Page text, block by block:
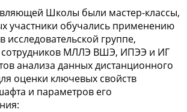
Школы были мастер-классы,
участники обучались применению
исследовательской группе,
МЛЛЭ ВШЭ, ИПЭЭ и ИГ
анализа данных дистанционного
оценки ключевых свойств
и параметров его